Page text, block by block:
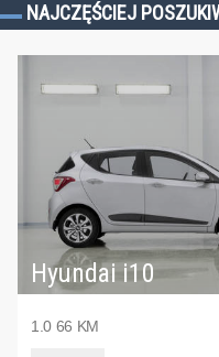
NAJCZĘŚCIEJ
Hyundai i10
1.0 66 KM